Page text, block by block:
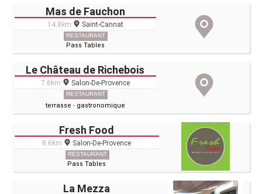
Mas de Fauchon
14.8km Saint-Cannat
RESTAURANT
Pass Tables
Le Château de Richebois
7.6km Salon-De-Provence
RESTAURANT
terrasse - gastronomique
Fresh Food
8.6km Salon-De-Provence
RESTAURANT
Pass Tables
La Mezza